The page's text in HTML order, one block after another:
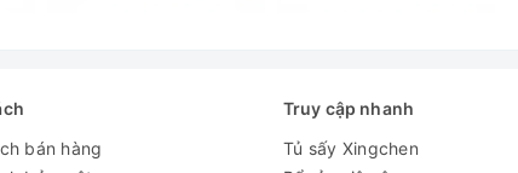
bán hàng
Truy cập nhanh
Tủ sấy Xingchen